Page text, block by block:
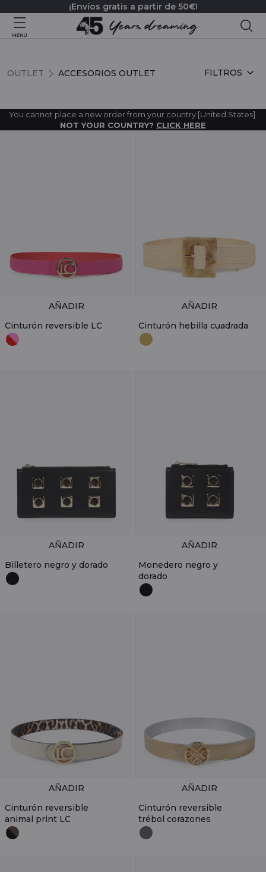
¡Envíos gratis a partir de 50€!
OUTLET ACCESORIOS OUTLET
ACCESORIOS OUTLET FILTROS
You cannot place a new order from your country [United States].
NOT YOUR COUNTRY? CLICK HERE
Cinturón reversible LC
AÑADIR
Cinturón hebilla cuadrada
AÑADIR
Billetero negro y dorado
AÑADIR
Monedero negro y
dorado
AÑADIR
Cinturón reversible
animal print LC
AÑADIR
Cinturón reversible
trébol corazones
AÑADIR